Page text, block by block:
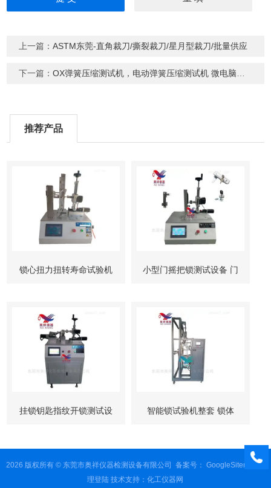
上一篇：ASTM东莞-直角裁刀/撕裂裁刀/星月型裁刀/批量供应
下一篇：OX弹簧压缩测试机，电动弹簧压缩测试机 微电脑弹簧压缩测试机
推荐产品
锁心扭力扭转寿命试验机 小型门摇把锁测试设备 门
挂锁钥匙指纹开锁测试设 智能锁试验机整套 锁体
2026 版权所有 © 东莞市奥祥仪器检测设备有限公司 备案号： GoogleSitemap管
理登陆 技术支持：化工仪器网